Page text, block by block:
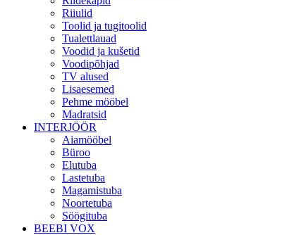
Riiulid
Toolid ja tugitoolid
Tualettlauad
Voodid ja kušetid
Voodipõhjad
TV alused
Lisaesemed
Pehme mööbel
Madratsid
INTERJÖÖR
Aiamööbel
Büroo
Elutuba
Lastetuba
Magamistuba
Noortetuba
Söögituba
BEEBI VOX